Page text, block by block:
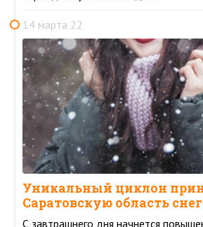
14 марта 22
Уникальный циклон
Саратовскую область
С завтрашнего дня начнется